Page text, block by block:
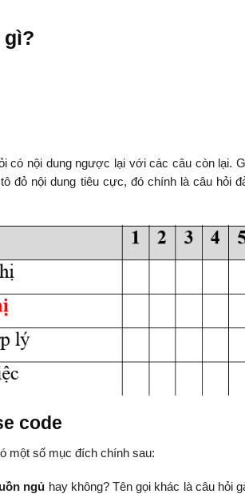
gì?
có nội dung ngược lại với các câu còn lại.
đỏ nội dung tiêu cực, đó chính là câu hỏi
code
một số mục đích chính sau:
ngủ hay không? Tên gọi khác là câu hỏi